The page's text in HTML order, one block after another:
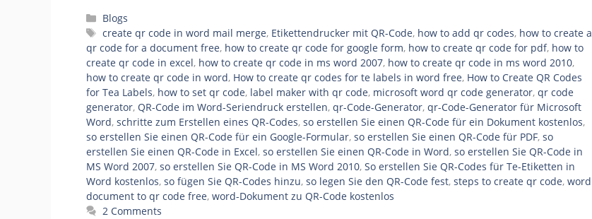
Categories
Blogs
Tags
create qr code in word mail merge, Etikettendrucker mit QR-Code, how to add qr codes, how to create a
qr code for a document free, how to create qr code for google form, how to create qr code for pdf, how to
create qr code in excel, how to create qr code in ms word 2007, how to create qr code in ms word 2010,
how to create qr code in word, How to create qr codes for te labels in word free, How to Create QR Codes
for Tea Labels, how to set qr code, label maker with qr code, microsoft word qr code generator, qr code
generator, QR-Code im Word-Seriendruck erstellen, qr-Code-Generator, qr-Code-Generator für Microsoft
Word, schritte zum Erstellen eines QR-Codes, so erstellen Sie einen QR-Code für ein Dokument kostenlos,
so erstellen Sie einen QR-Code für ein Google-Formular, so erstellen Sie einen QR-Code für PDF, so
erstellen Sie einen QR-Code in Excel, so erstellen Sie einen QR-Code in Word, so erstellen Sie QR-Code in
MS Word 2007, so erstellen Sie QR-Code in MS Word 2010, So erstellen Sie QR-Codes für Te-Etiketten in
Word kostenlos, so fügen Sie QR-Codes hinzu, so legen Sie den QR-Code fest, steps to create qr code, word
document to qr code free, word-Dokument zu QR-Code kostenlos
2 Comments